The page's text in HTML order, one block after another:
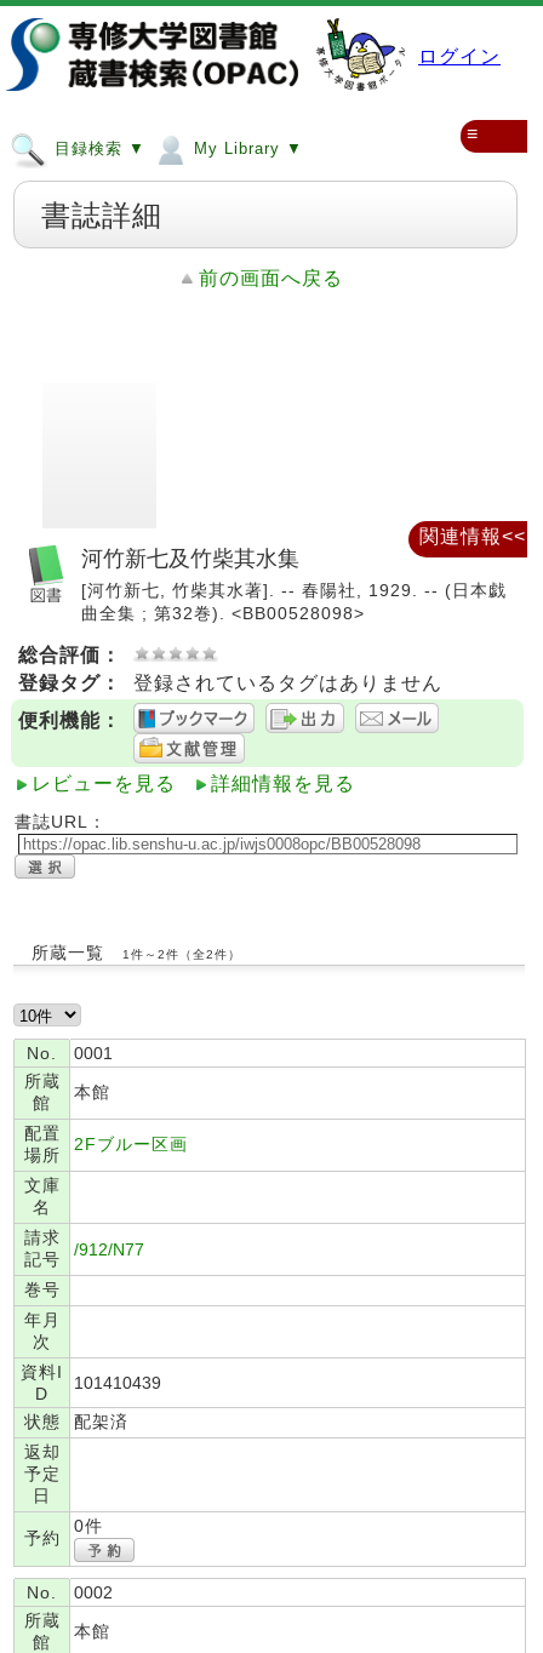
ログイン
目録検索 ▼ My Library ▼
≡
書誌詳細
前の画面へ戻る
河竹新七及竹柴其水集
[河竹新七, 竹柴其水著]. -- 春陽社, 1929. -- (日本戯
曲全集 ; 第32巻). <BB00528098>
総合評価：
登録タグ：
登録されているタグはありません
便利機能：
レビューを見る 詳細情報を見る
書誌URL：
所蔵一覧 1件～2件（全2件）
No.
0001
所蔵
館
本館
配置
場所
2Fブルー区画
文庫
名
請求
記号
/912/N77
巻号
年月
次
資料I
D
101410439
状態
配架済
返却
予定
日
予約
0件
No.
0002
所蔵
館
本館
関連情報<<